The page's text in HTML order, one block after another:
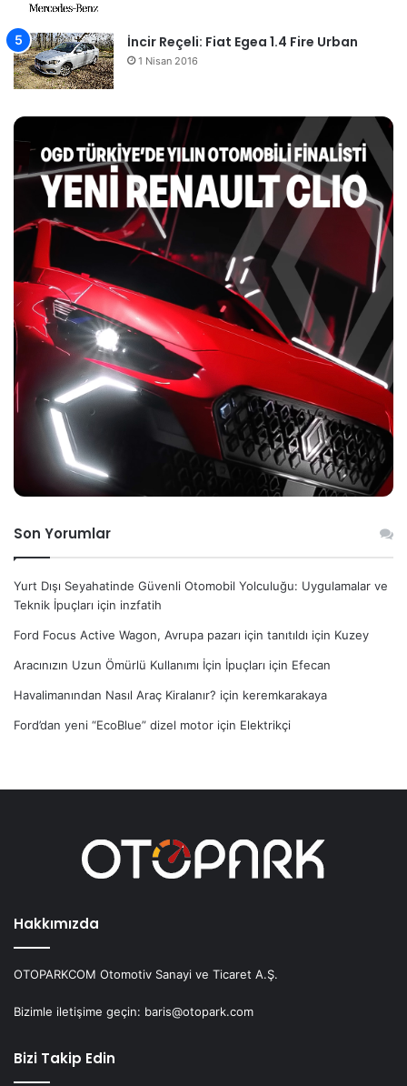
İncir Reçeli: Fiat Egea 1.4 Fire Urban
1 Nisan 2016
Son Yorumlar
Yurt Dışı Seyahatinde Güvenli Otomobil Yolculuğu: Uygulamalar ve
Teknik İpuçları için inzfatih
Ford Focus Active Wagon, Avrupa pazarı için tanıtıldı için Kuzey
Aracınızın Uzun Ömürlü Kullanımı İçin İpuçları için Efecan
Havalimanından Nasıl Araç Kiralanır? için keremkarakaya
Ford’dan yeni “EcoBlue” dizel motor için Elektrikçi
Hakkımızda
OTOPARKCOM Otomotiv Sanayi ve Ticaret A.Ş.
Bizimle iletişime geçin: baris@otopark.com
Bizi Takip Edin